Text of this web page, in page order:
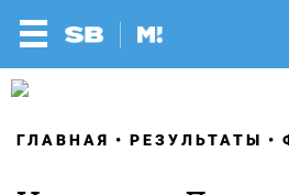
ГЛАВНАЯ РЕЗУЛЬТАТЫ